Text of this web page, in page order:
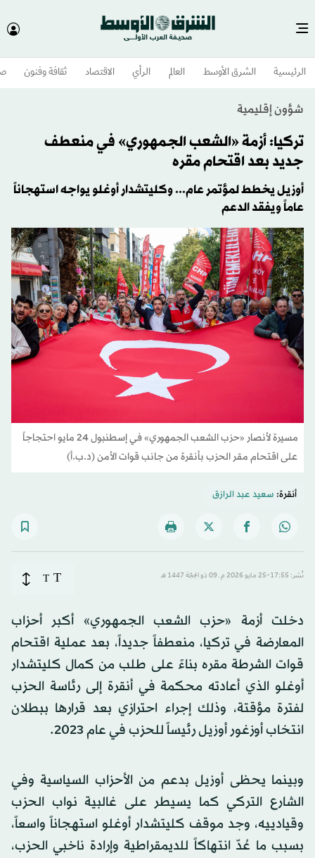
الرئيسية الشرق الأوسط​ العالم الرأي الاقتصاد ثقافة وفنون
شؤون إقليمية
تركيا: أزمة «الشعب الجمهوري» في منعطف
جديد بعد اقتحام مقره
أوزيل يخطط لمؤتمر عام... وكليتشدار أوغلو يواجه استهجاناً
عاماً ويفقد الدعم
مسيرة لأنصار «حزب الشعب الجمهوري» في إسطنبول 24 مايو احتجاجاً
على اقتحام مقر الحزب بأنقرة من جانب قوات الأمن (د.ب.أ)
أنقرة: سعيد عبد الرازق
نُشر: 17:55-25 مايو 2026 م ـ 09 ذو الحِجّة 1447 هـ T
T
دخلت أزمة «حزب الشعب الجمهوري» أكبر أحزاب
المعارضة في تركيا، منعطفاً جديداً، بعد عملية اقتحام
قوات الشرطة مقره بناءً على طلب من كمال كليتشدار
أوغلو الذي أعادته محكمة في أنقرة إلى رئاسة الحزب
لفترة مؤقتة، وذلك إجراء احترازي بعد قرارها ببطلان
انتخاب أوزغور أوزيل رئيساً للحزب في عام 2023.
وبينما يحظى أوزيل بدعم من الأحزاب السياسية وفي
الشارع التركي كما يسيطر على غالبية نواب الحزب
وقيادييه، وجد موقف كليتشدار أوغلو استهجاناً واسعاً،
بسبب ما عُدّ انتهاكاً للديمقراطية وإرادة ناخبي الحزب،